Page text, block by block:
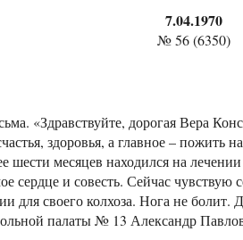
7.04.1970
№ 56 (6350)
«Здравствуйте, дорогая Вера
здоровья, а главное – пожить
шести месяцев находился на
сердце и совесть. Сейчас
для своего колхоза. Нога не
палаты № 13 Александр